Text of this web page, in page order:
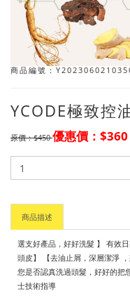
商品編號：
YCODE極致控
原價：$450優惠價：$360
商品描述
選支好產品，好好洗髮 】 有效
頭皮】 【去油止屑，深層潔淨
您是否認真洗過頭髮，好好的把
士技術指導